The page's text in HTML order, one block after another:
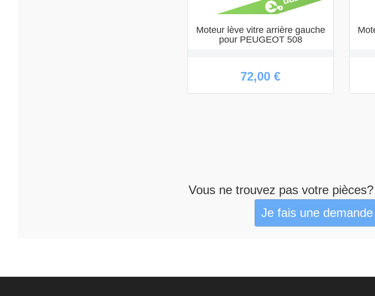
Moteur lève vitre arrière gauche
pour PEUGEOT 508
72,00 €
Vous ne trouvez pas votre